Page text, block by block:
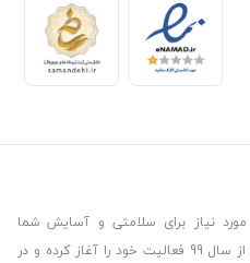
نیاز برای سلامتی و آسایش شما
مشتریات عزیز است. فروشگاه بالیشما از سال 99 فعالیت خود را آغاز کرده و در